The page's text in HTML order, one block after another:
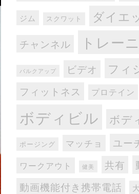
ジム スクワット ダイエ
チャンネル トレー
バルクアップ ビデオ フィ
フィットネス プロテイン
ボディビル ボデ
ポージング マッチョ ユー
ワークアウト 健美 共有
動画機能付き携帯電話